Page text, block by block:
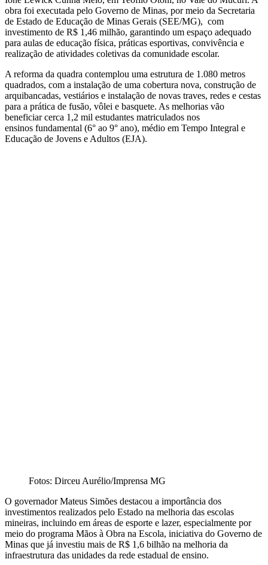
obra foi executada pelo Governo de Minas, por meio da Secretaria
de Estado de Educação de Minas Gerais (SEE/MG), com
investimento de R$ 1,46 milhão, garantindo um espaço adequado
para aulas de educação física, práticas esportivas, convivência e
realização de atividades coletivas da comunidade escolar.
A reforma da quadra contemplou uma estrutura de 1.080 metros
quadrados, com a instalação de uma cobertura nova, construção de
arquibancadas, vestiários e instalação de novas traves, redes e cestas
para a prática de fusão, vôlei e basquete. As melhorias vão
beneficiar cerca 1,2 mil estudantes matriculados nos
ensinos fundamental (6° ao 9° ano), médio em Tempo Integral e
Educação de Jovens e Adultos (EJA).
Fotos: Dirceu Aurélio/Imprensa MG
O governador Mateus Simões destacou a importância dos
investimentos realizados pelo Estado na melhoria das escolas
mineiras, incluindo em áreas de esporte e lazer, especialmente por
meio do programa Mãos à Obra na Escola, iniciativa do Governo de
Minas que já investiu mais de R$ 1,6 bilhão na melhoria da
infraestrutura das unidades da rede estadual de ensino.